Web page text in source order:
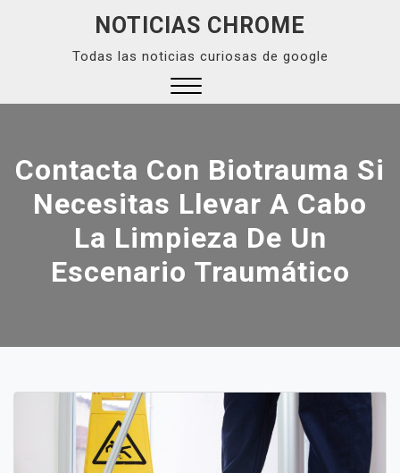
NOTICIAS CHROME
Todas las noticias curiosas de google
Contacta Con Biotrauma Si
Necesitas Llevar A Cabo
La Limpieza De Un
Escenario Traumático